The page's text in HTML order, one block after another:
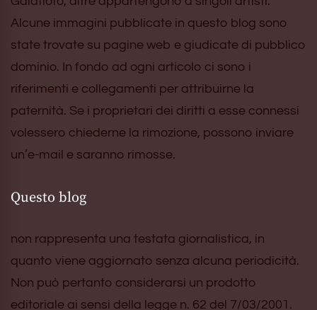
Alcune immagini pubblicate in questo blog sono
state trovate su pagine web e giudicate di pubblico
dominio. In fondo ad ogni articolo ci sono i
riferimenti e collegamenti per attribuirne la
paternità. Se i proprietari dei diritti a esse connessi
volessero chiederne la rimozione, possono inviare
un’e-mail e saranno rimosse.
Questo blog
non rappresenta una testata giornalistica, in
quanto viene aggiornato senza alcuna periodicità.
Non può pertanto considerarsi un prodotto
editoriale ai sensi della legge n. 62 del 7/03/2001.